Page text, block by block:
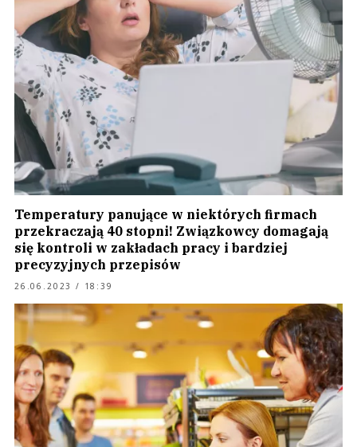
Temperatury panujące w niektórych firmach
przekraczają 40 stopni! Związkowcy domagają
się kontroli w zakładach pracy i bardziej
precyzyjnych przepisów
26.06.2023 / 18:39